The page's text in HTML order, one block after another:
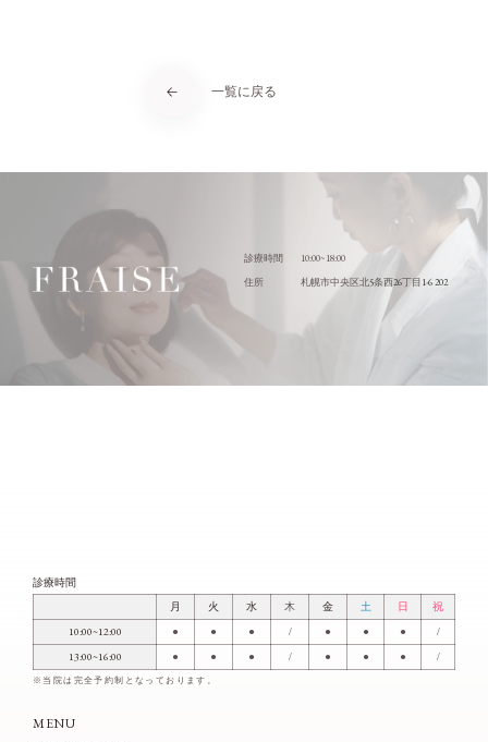
一覧に戻る
診療時間 10:00~18:00
住所 札幌市中央区北5条西26丁目 1-6 202
診療時間
月
火 水 木 金 土 日 祝
10:00~12:00 ● ● ● / ● ● ● /
13:00~16:00 ● ● ● / ● ● ● /
※当院は完全予約制となっております。
MENU